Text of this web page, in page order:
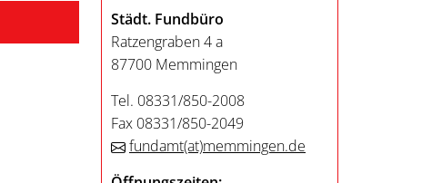
Städt. Fundbüro
Ratzengraben 4 a
87700 Memmingen
Tel. 08331/850-2008
Fax 08331/850-2049
fundamt(at)memmingen.de